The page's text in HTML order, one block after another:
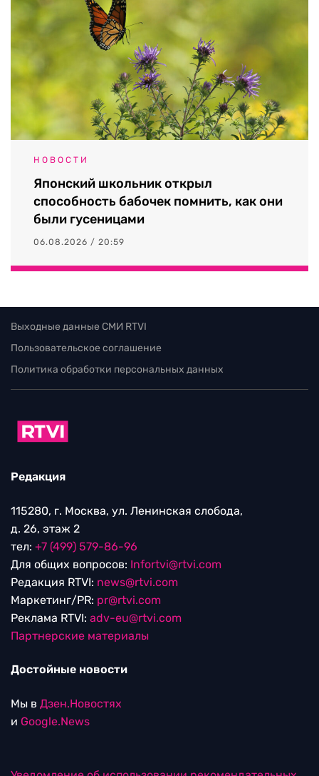
НОВОСТИ
Японский школьник открыл
способность бабочек помнить, как они
были гусеницами
06.08.2026 / 20:59
Выходные данные СМИ RTVI
Пользовательское соглашение
Политика обработки персональных данных
Редакция
115280, г. Москва, ул. Ленинская слобода,
д. 26, этаж 2
тел: +7 (499) 579-86-96
Для общих вопросов: Infortvi@rtvi.com
Редакция RTVI: news@rtvi.com
Маркетинг/PR: pr@rtvi.com
Реклама RTVI: adv-eu@rtvi.com
Партнерские материалы
Достойные новости
Мы в Дзен.Новостях
и Google.News